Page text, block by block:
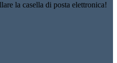
la casella di posta elettronica!